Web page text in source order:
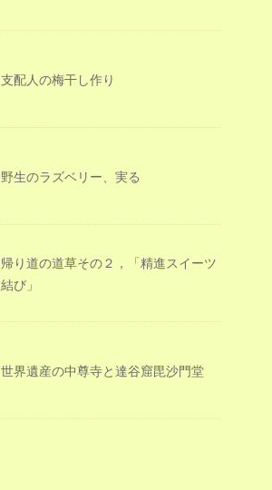
支配人の梅干し作り
野生のラズベリー、実る
帰り道の道草その２，「精進スイーツ
結び」
世界遺産の中尊寺と達谷窟毘沙門堂